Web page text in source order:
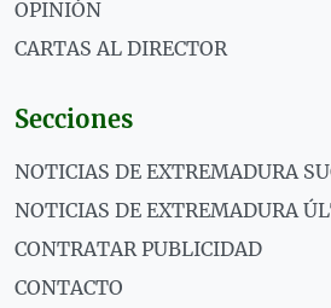
OPINIÓN
CARTAS AL DIRECTOR
Secciones
NOTICIAS DE EXTREMADURA
NOTICIAS DE EXTREMADURA
CONTRATAR PUBLICIDAD
CONTACTO